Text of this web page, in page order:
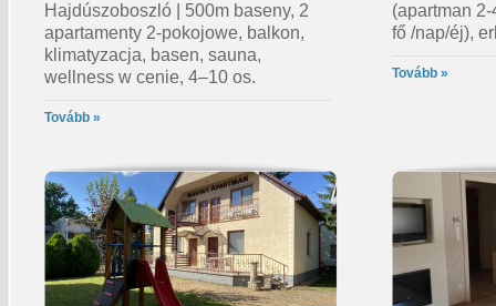
Hajdúszoboszló | 500m baseny, 2
apartamenty 2-pokojowe, balkon,
klimatyzacja, basen, sauna,
wellness w cenie, 4–10 os.
Tovább »
(apartman
fő /nap/éj),
Tovább »